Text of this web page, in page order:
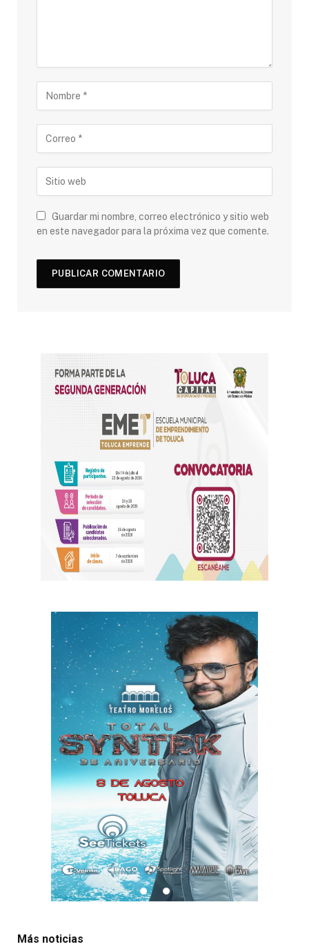
Guardar mi nombre, correo electrónico y sitio web
en este navegador para la próxima vez que comente.
Más noticias